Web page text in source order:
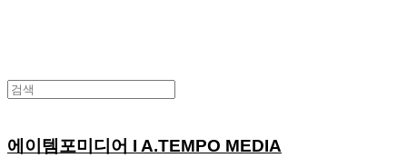
에이템포미디어 I A.TEMPO MEDIA